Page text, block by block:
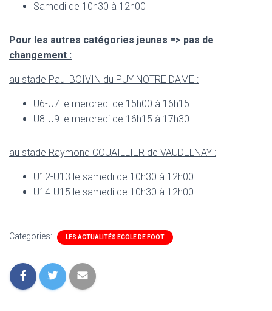
Samedi de 10h30 à 12h00
Pour les autres catégories jeunes => pas de
changement :
au stade Paul BOIVIN du PUY NOTRE DAME :
U6-U7 le mercredi de 15h00 à 16h15
U8-U9 le mercredi de 16h15 à 17h30
au stade Raymond COUAILLIER de VAUDELNAY :
U12-U13 le samedi de 10h30 à 12h00
U14-U15 le samedi de 10h30 à 12h00
Categories: LES ACTUALITÉS ECOLE DE FOOT